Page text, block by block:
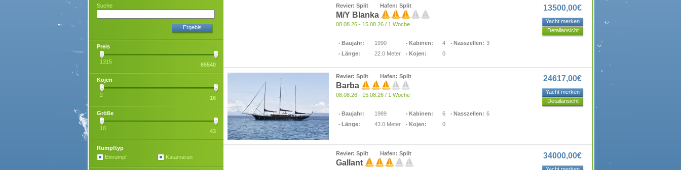
Revier: Split Hafen: Split
M/Y Blanka
08.08.26 - 15.08.26 / 1 Woche
Baujahr:
1990
Länge:
22.0 Meter
Kabinen:
4
Kojen:
0
Nasszellen: 3
13500,00€
Yacht merken
Detailansicht
Revier: Split Hafen: Split
Barba
08.08.26 - 15.08.26 / 1 Woche
Baujahr:
1989
Länge:
43.0 Meter
Kabinen:
6
Kojen:
0
Nasszellen: 6
24617,00€
Yacht merken
Detailansicht
Revier: Split Hafen: Split
Gallant
34000,00€
Suche
Ergebis
Preis
1315 65540
Kojen
2 16
Größe
10 43
Rumpftyp
Einrumpf
Katamaran